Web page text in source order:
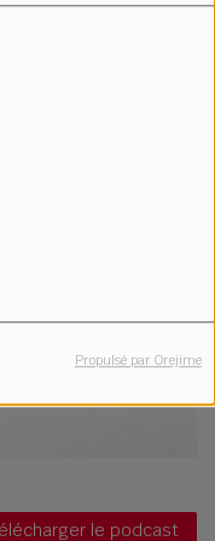
Propulsé par Orejime
le podcast